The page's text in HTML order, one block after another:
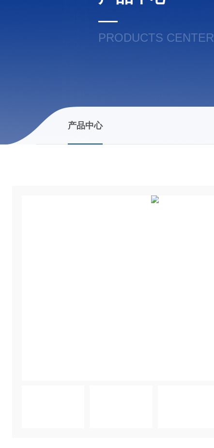
PRODUCTS CENTER
产品中心